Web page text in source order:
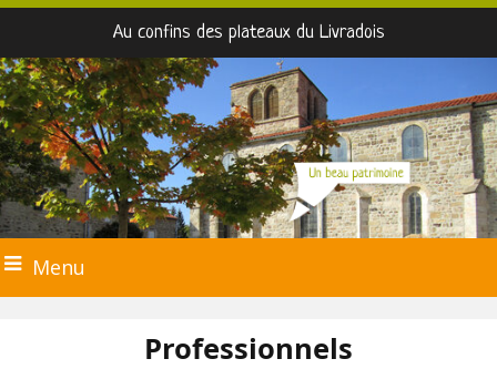
Au confins des plateaux du Livradois
Menu
Professionnels